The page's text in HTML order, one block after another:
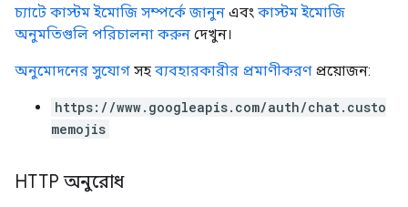
চ্যাটে কাস্টম ইমোজি সম্পর্কে জানুন এবং কাস্টম ইমোজি
অনুমতিগুলি পরিচালনা করুন দেখুন।
অনুমোদনের সুযোগ সহ ব্যবহারকারীর প্রমাণীকরণপ্রয়োজন:
https://www.googleapis.com/auth/chat.custo
memojis
HTTP অনুরোধ